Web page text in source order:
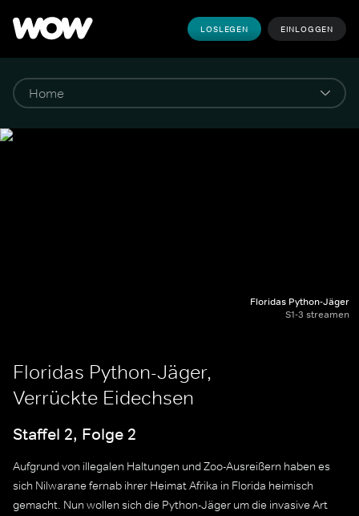
LOSLEGEN EINLOGGEN
Floridas Python-Jäger
S1-3 streamen
Floridas Python-Jäger,
Verrückte Eidechsen
Staffel 2, Folge 2
Aufgrund von illegalen Haltungen und Zoo-Ausreißern haben es
sich Nilwarane fernab ihrer Heimat Afrika in Florida heimisch
gemacht. Nun wollen sich die Python-Jäger um die invasive Art